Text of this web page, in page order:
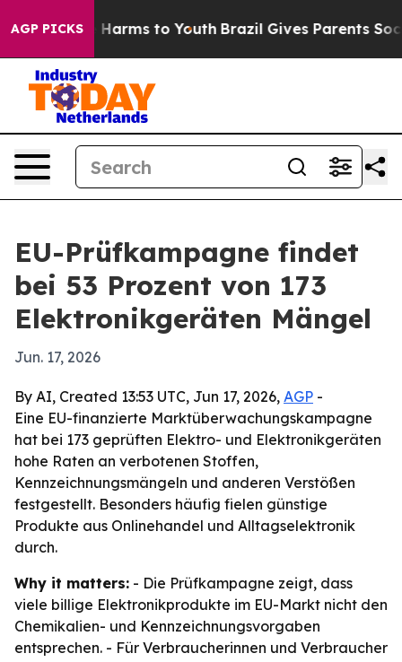
AGP PICKS
Abate Harms to Youth Brazil Gives Parents Social
EU-Prüfkampagne findet
bei 53 Prozent von 173
Elektronikgeräten Mängel
Jun. 17, 2026
By AI, Created 13:53 UTC, Jun 17, 2026, AGP -
Eine EU-finanzierte Marktüberwachungskampagne
hat bei 173 geprüften Elektro- und Elektronikgeräten
hohe Raten an verbotenen Stoffen,
Kennzeichnungsmängeln und anderen Verstößen
festgestellt. Besonders häufig fielen günstige
Produkte aus Onlinehandel und Alltagselektronik
durch.
Why it matters: - Die Prüfkampagne zeigt, dass
viele billige Elektronikprodukte im EU-Markt nicht den
Chemikalien- und Kennzeichnungsvorgaben
entsprechen. - Für Verbraucherinnen und Verbraucher